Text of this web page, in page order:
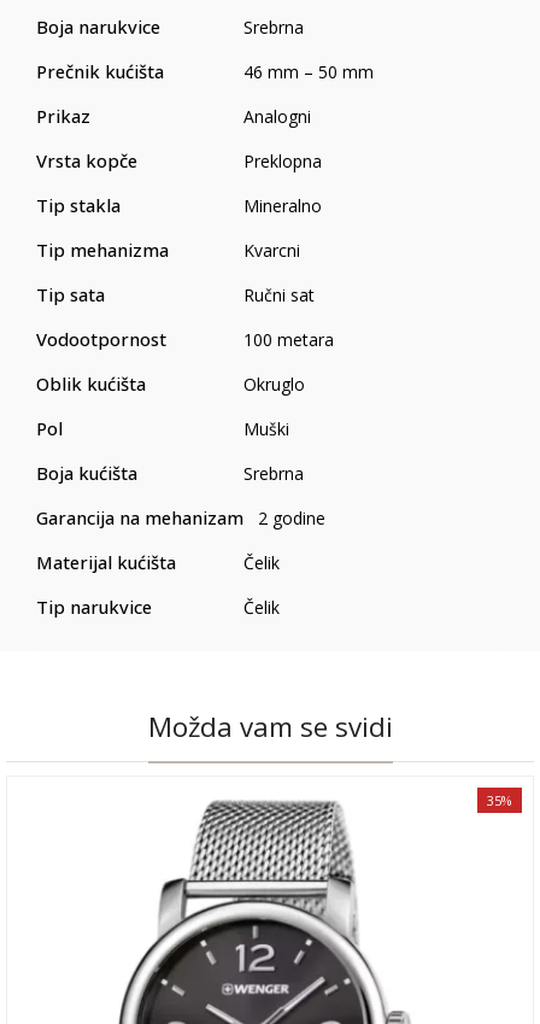
Boja narukvice Srebrna
Prečnik kućišta 46 mm – 50 mm
Prikaz Analogni
Vrsta kopče Preklopna
Tip stakla Mineralno
Tip mehanizma Kvarcni
Tip sata Ručni sat
Vodootpornost 100 metara
Oblik kućišta Okruglo
Pol Muški
Boja kućišta Srebrna
Garancija na mehanizam 2 godine
Materijal kućišta Čelik
Tip narukvice Čelik
Možda vam se svidi
35%